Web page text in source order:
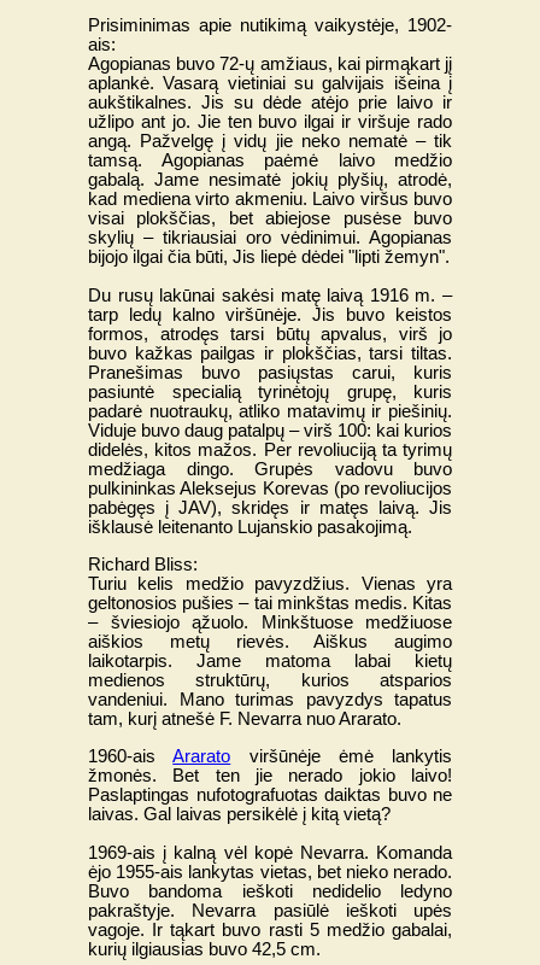
Prisiminimas apie nutikimą vaikystėje, 1902-
ais:
Agopianas buvo 72-ų amžiaus, kai pirmąkart jį
aplankė. Vasarą vietiniai su galvijais išeina į
aukštikalnes. Jis su dėde atėjo prie laivo ir
užlipo ant jo. Jie ten buvo ilgai ir viršuje rado
angą. Pažvelgę į vidų jie neko nematė – tik
tamsą. Agopianas paėmė laivo medžio
gabalą. Jame nesimatė jokių plyšių, atrodė,
kad mediena virto akmeniu. Laivo viršus buvo
visai plokščias, bet abiejose pusėse buvo
skylių – tikriausiai oro vėdinimui. Agopianas
bijojo ilgai čia būti, Jis liepė dėdei "lipti žemyn".
Du rusų lakūnai sakėsi matę laivą 1916 m. –
tarp ledų kalno viršūnėje. Jis buvo keistos
formos, atrodęs tarsi būtų apvalus, virš jo
buvo kažkas pailgas ir plokščias, tarsi tiltas.
Pranešimas buvo pasiųstas carui, kuris
pasiuntė specialią tyrinėtojų grupę, kuris
padarė nuotraukų, atliko matavimų ir piešinių.
Viduje buvo daug patalpų – virš 100: kai kurios
didelės, kitos mažos. Per revoliuciją ta tyrimų
medžiaga dingo. Grupės vadovu buvo
pulkininkas Aleksejus Korevas (po revoliucijos
pabėgęs į JAV), skridęs ir matęs laivą. Jis
išklausė leitenanto Lujanskio pasakojimą.
Richard Bliss:
Turiu kelis medžio pavyzdžius. Vienas yra
geltonosios pušies – tai minkštas medis. Kitas
– šviesiojo ąžuolo. Minkštuose medžiuose
aiškios metų rievės. Aiškus augimo
laikotarpis. Jame matoma labai kietų
medienos struktūrų, kurios atsparios
vandeniui. Mano turimas pavyzdys tapatus
tam, kurį atnešė F. Nevarra nuo Ararato.
1960-aisArarato viršūnėje ėmė lankytis
žmonės. Bet ten jie nerado jokio laivo!
Paslaptingas nufotografuotas daiktas buvo ne
laivas. Gal laivas persikėlė į kitą vietą?
1969-ais į kalną vėl kopė Nevarra. Komanda
ėjo 1955-ais lankytas vietas, bet nieko nerado.
Buvo bandoma ieškoti nedidelio ledyno
pakraštyje. Nevarra pasiūlė ieškoti upės
vagoje. Ir tąkart buvo rasti 5 medžio gabalai,
kurių ilgiausias buvo 42,5 cm.